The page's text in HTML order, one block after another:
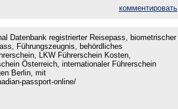
комментировать
Datenbank registrierter Reisepass, biometrischer
Führungszeugnis, behördliches
LKW Führerschein Kosten,
Österreich, internationaler Führerschein
Berlin, mit
passport-online/